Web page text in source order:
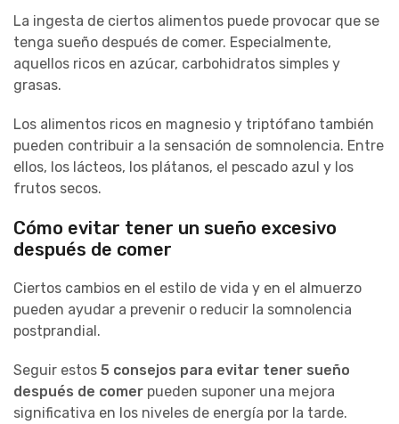
La ingesta de ciertos alimentos puede provocar que se
tenga sueño después de comer. Especialmente,
aquellos ricos en azúcar, carbohidratos simples y
grasas.
Los alimentos ricos en magnesio y triptófano también
pueden contribuir a la sensación de somnolencia. Entre
ellos, los lácteos, los plátanos, el pescado azul y los
frutos secos.
Cómo evitar tener un sueño excesivo
después de comer
Ciertos cambios en el estilo de vida y en el almuerzo
pueden ayudar a prevenir o reducir la somnolencia
postprandial.
Seguir estos 5 consejos para evitar tener sueño
después de comer pueden suponer una mejora
significativa en los niveles de energía por la tarde.